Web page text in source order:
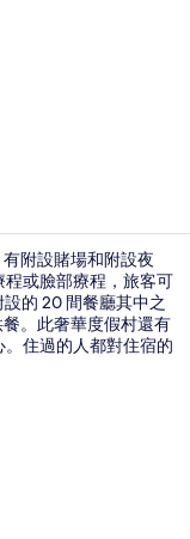
附設賭場和附設夜
程或臉部療程，旅客可
的 20 間餐廳其中之
。此奢華度假村還有
住過的人都對住宿的
電車站也只要 12 分